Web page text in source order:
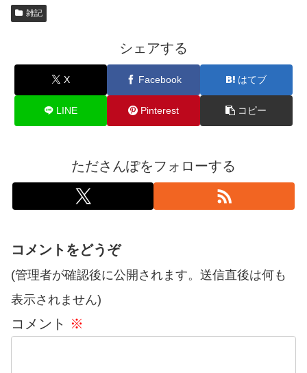
雑記
シェアする
X Facebook はてブ
LINE Pinterest コピー
たださんぽをフォローする
コメントをどうぞ
(管理者が確認後に公開されます。送信直後は何も
表示されません)
コメント ※